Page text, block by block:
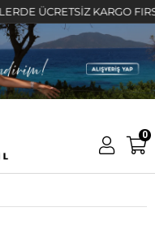
ÜCRETSİZ KARGO
0